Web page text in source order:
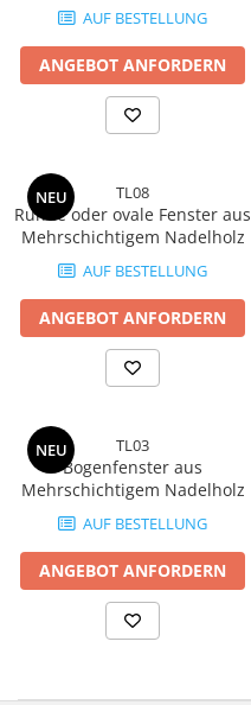
AUF BESTELLUNG
ANGEBOT ANFORDERN
NEU TL08
Runde oder ovale Fenster aus
Mehrschichtigem Nadelholz
AUF BESTELLUNG
ANGEBOT ANFORDERN
NEU TL03
Bogenfenster aus
Mehrschichtigem Nadelholz
AUF BESTELLUNG
ANGEBOT ANFORDERN